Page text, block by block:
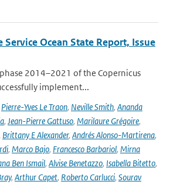
Service Ocean State Report, Issue
2014–2021 of the Copernicus
implement...
Pierre-Yves Le Traon, Neville Smith, Ananda
, Jean-Pierre Gattuso, Marilaure Grégoire,
Brittany E Alexander, Andrés Alonso-Martirena,
, Marco Bajo, Francesco Barbariol, Mirna
Ben Ismail, Alvise Benetazzo, Isabella Bitetto,
, Arthur Capet, Roberto Carlucci, Sourav